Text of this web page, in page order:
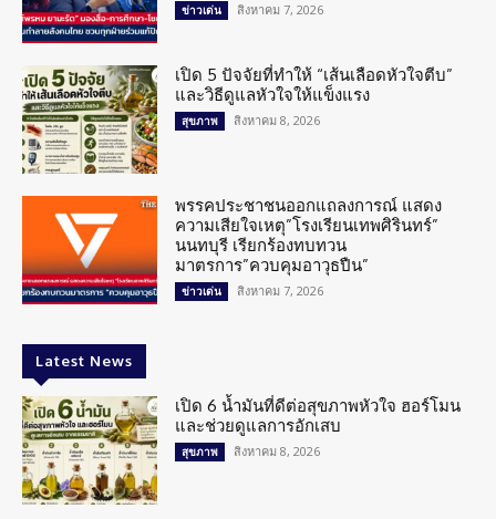
ข่าวเด่น สิงหาคม 7, 2026
เปิด 5 ปัจจัยที่ทำให้ “เส้นเลือดหัวใจตีบ”
และวิธีดูแลหัวใจให้แข็งแรง
สุขภาพ สิงหาคม 8, 2026
พรรคประชาชนออกแถลงการณ์ แสดง
ความเสียใจเหตุ”โรงเรียนเทพศิรินทร์”
นนทบุรี เรียกร้องทบทวน
มาตรการ”ควบคุมอาวุธปืน”
ข่าวเด่น สิงหาคม 7, 2026
Latest News
เปิด 6 น้ำมันที่ดีต่อสุขภาพหัวใจ ฮอร์โมน
และช่วยดูแลการอักเสบ
สุขภาพ สิงหาคม 8, 2026